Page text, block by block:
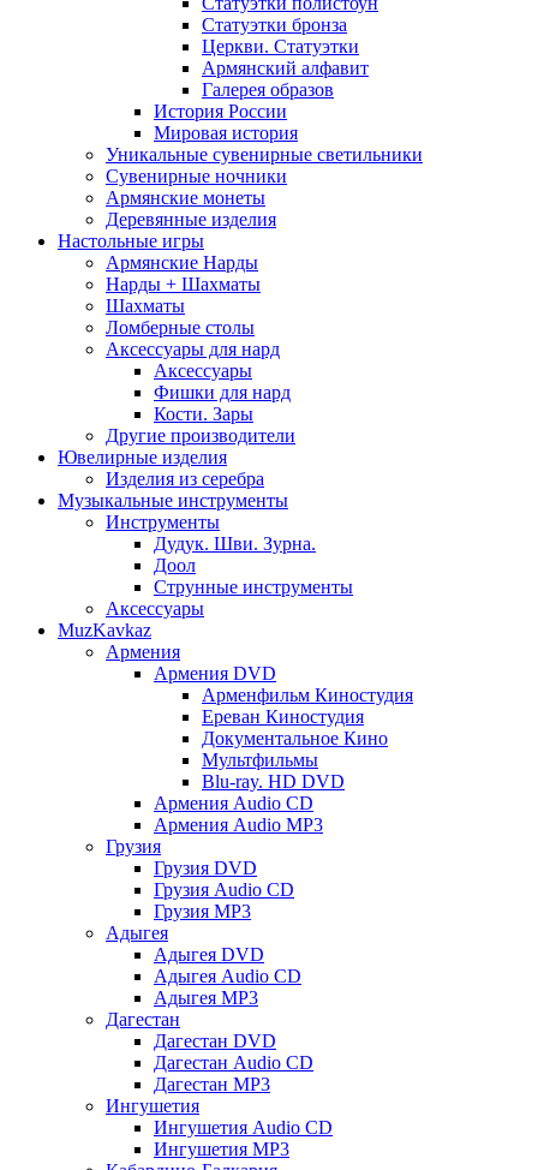
Статуэтки бронза
Церкви. Статуэтки
Армянский алфавит
Галерея образов
История России
Мировая история
Уникальные сувенирные светильники
Сувенирные ночники
Армянские монеты
Деревянные изделия
Настольные игры
Армянские Нарды
Нарды + Шахматы
Шахматы
Ломберные столы
Аксессуары для нард
Аксессуары
Фишки для нард
Кости. Зары
Другие производители
Ювелирные изделия
Изделия из серебра
Музыкальные инструменты
Инструменты
Дудук. Шви. Зурна.
Доол
Струнные инструменты
Аксессуары
MuzKavkaz
Армения
Армения DVD
Арменфильм Киностудия
Ереван Киностудия
Документальное Кино
Мультфильмы
Blu-ray. HD DVD
Армения Audio CD
Армения Audio MP3
Грузия
Грузия DVD
Грузия Audio CD
Грузия MP3
Адыгея
Адыгея DVD
Адыгея Audio CD
Адыгея MP3
Дагестан
Дагестан DVD
Дагестан Audio CD
Дагестан MP3
Ингушетия
Ингушетия Audio CD
Ингушетия MP3